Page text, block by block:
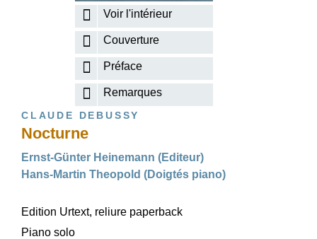
Voir l'intérieur
Couverture
Préface
Remarques
CLAUDE DEBUSSY
Nocturne
Ernst-Günter Heinemann (Editeur)
Hans-Martin Theopold (Doigtés piano)
Edition Urtext, reliure paperback
Piano solo